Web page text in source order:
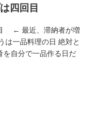
四回目
← 最近、滞納者が増
は一品料理の日 絶対と
を自分で一品作る日だ